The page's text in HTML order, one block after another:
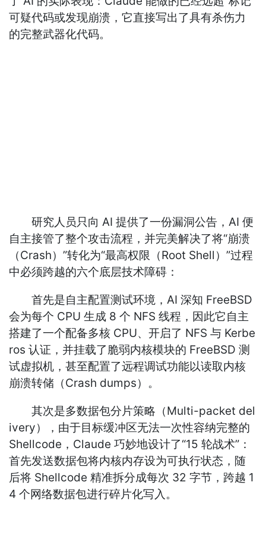
可疑代码或发现崩溃，它直接写出了具有杀伤力
的完整武器化代码。
研究人员只向 AI 提供了一份漏洞公告，AI 便
自主接管了整个攻击流程，并完美解决了将“崩溃
（Crash）”转化为“最高权限（Root Shell）”过程
中必须跨越的六个底层技术障碍：
首先是自主配置测试环境，AI 深知 FreeBSD
会为每个 CPU 生成 8 个 NFS 线程，因此它自主
搭建了一个配备多核 CPU、开启了 NFS 与 Kerbe
ros 认证，并挂载了脆弱内核模块的 FreeBSD 测
试虚拟机，甚至配置了远程调试功能以读取内核
崩溃转储（Crash dumps）。
其次是多数据包分片策略（Multi-packet del
ivery），由于目标缓冲区无法一次性容纳完整的
Shellcode，Claude 巧妙地设计了“15 轮战术”：
首先发送数据包将内核内存设为可执行状态，随
后将 Shellcode 精准拆分成每次 32 字节，跨越 1
4 个网络数据包进行碎片化写入。